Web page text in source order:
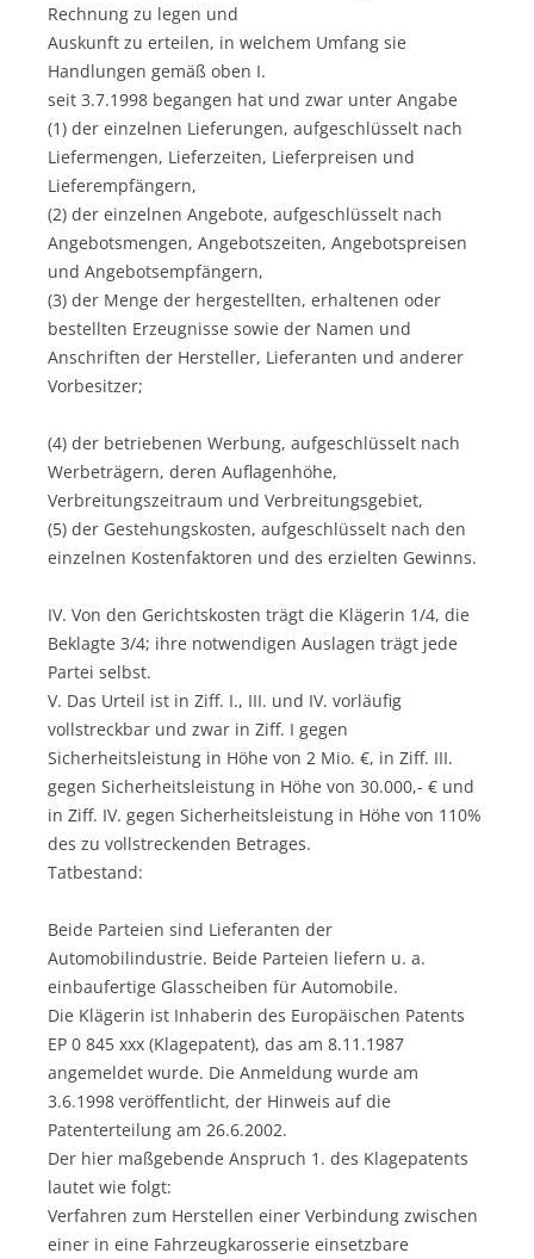
Rechnung zu legen und
Auskunft zu erteilen, in welchem Umfang sie
Handlungen gemäß oben I.
seit 3.7.1998 begangen hat und zwar unter Angabe
(1) der einzelnen Lieferungen, aufgeschlüsselt nach
Liefermengen, Lieferzeiten, Lieferpreisen und
Lieferempfängern,
(2) der einzelnen Angebote, aufgeschlüsselt nach
Angebotsmengen, Angebotszeiten, Angebotspreisen
und Angebotsempfängern,
(3) der Menge der hergestellten, erhaltenen oder
bestellten Erzeugnisse sowie der Namen und
Anschriften der Hersteller, Lieferanten und anderer
Vorbesitzer;
(4) der betriebenen Werbung, aufgeschlüsselt nach
Werbeträgern, deren Auflagenhöhe,
Verbreitungszeitraum und Verbreitungsgebiet,
(5) der Gestehungskosten, aufgeschlüsselt nach den
einzelnen Kostenfaktoren und des erzielten Gewinns.
IV. Von den Gerichtskosten trägt die Klägerin 1/4, die
Beklagte 3/4; ihre notwendigen Auslagen trägt jede
Partei selbst.
V. Das Urteil ist in Ziff. I., III. und IV. vorläufig
vollstreckbar und zwar in Ziff. I gegen
Sicherheitsleistung in Höhe von 2 Mio. €, in Ziff. III.
gegen Sicherheitsleistung in Höhe von 30.000,- € und
in Ziff. IV. gegen Sicherheitsleistung in Höhe von 110%
des zu vollstreckenden Betrages.
Tatbestand:
Beide Parteien sind Lieferanten der
Automobilindustrie. Beide Parteien liefern u. a.
einbaufertige Glasscheiben für Automobile.
Die Klägerin ist Inhaberin des Europäischen Patents
EP 0 845 xxx (Klagepatent), das am 8.11.1987
angemeldet wurde. Die Anmeldung wurde am
3.6.1998 veröffentlicht, der Hinweis auf die
Patenterteilung am 26.6.2002.
Der hier maßgebende Anspruch 1. des Klagepatents
lautet wie folgt:
Verfahren zum Herstellen einer Verbindung zwischen
einer in eine Fahrzeugkarosserie einsetzbare